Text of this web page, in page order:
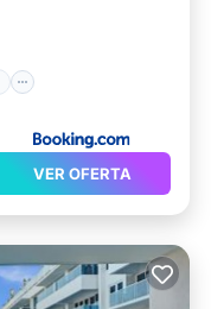
VER OFERTA